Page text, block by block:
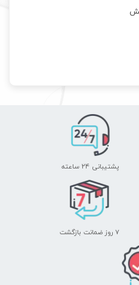
پشتیبانی ۲۴ ساعته
۷ روز ضمانت بازگشت